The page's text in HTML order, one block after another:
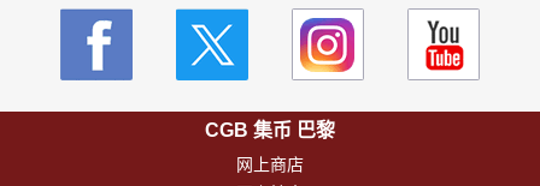
CGB 集币 巴黎
网上商店